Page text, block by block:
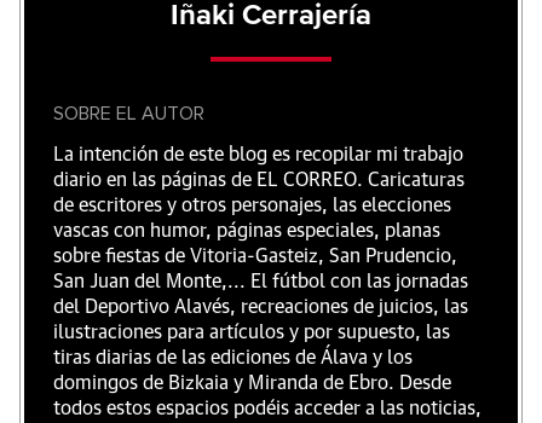
Iñaki Cerrajería
SOBRE EL AUTOR
La intención de este blog es recopilar mi trabajo
diario en las páginas de EL CORREO. Caricaturas
de escritores y otros personajes, las elecciones
vascas con humor, páginas especiales, planas
sobre fiestas de Vitoria-Gasteiz, San Prudencio,
San Juan del Monte,... El fútbol con las jornadas
del Deportivo Alavés, recreaciones de juicios, las
ilustraciones para artículos y por supuesto, las
tiras diarias de las ediciones de Álava y los
domingos de Bizkaia y Miranda de Ebro. Desde
todos estos espacios podéis acceder a las noticias,